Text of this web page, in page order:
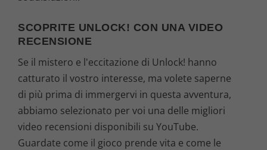
SCOPRITE UNLOCK! CON UNA VIDEO
RECENSIONE
Se il mistero e l'eccitazione di Unlock! hanno
catturato il vostro interesse, ma volete saperne
di più prima di immergervi in questa avventura,
abbiamo selezionato per voi una delle migliori
video recensioni disponibili su YouTube.
Guardate come il gioco prende vita e come le